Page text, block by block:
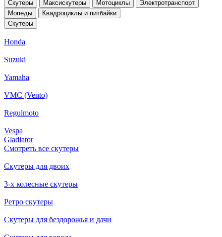
Скутеры Максискутеры Мотоциклы
Электротранспорт
Мопеды
Квадроциклы и питбайки
Скутеры
Honda
Suzuki
Yamaha
VMC (Vento)
Regulmoto
Vespa
Gladiator
Смотреть все скутеры
Скутеры для двоих
3-х колесные скутеры
Ретро скутеры
Скутеры для бездорожья и дачи